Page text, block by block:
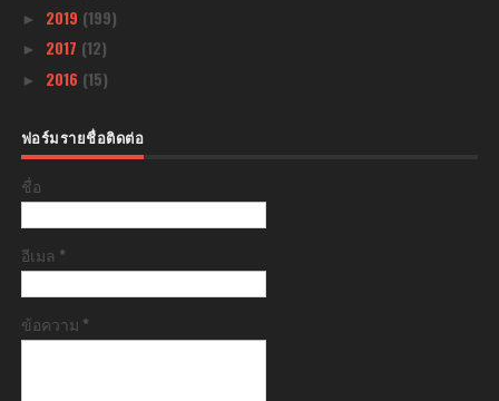
► 2019 (199)
► 2017 (12)
► 2016 (15)
ฟอร์มรายชื่อติดต่อ
ชื่อ
อีเมล *
ข้อความ *